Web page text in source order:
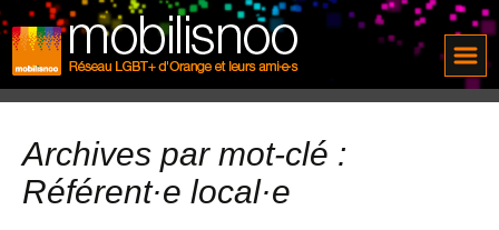
Archives par mot-clé :
Référent·e local·e